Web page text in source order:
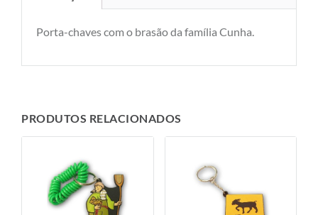
Porta-chaves com o brasão da família Cunha.
PRODUTOS RELACIONADOS